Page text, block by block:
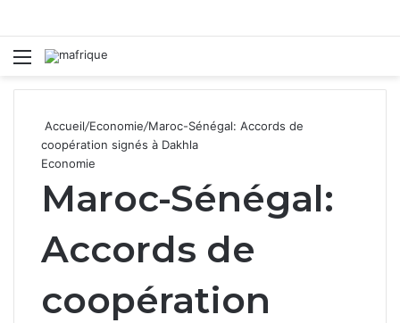
Menu
Accueil/Economie/Maroc-Sénégal: Accords de
coopération signés à Dakhla
Economie
Maroc-Sénégal:
Accords de
coopération